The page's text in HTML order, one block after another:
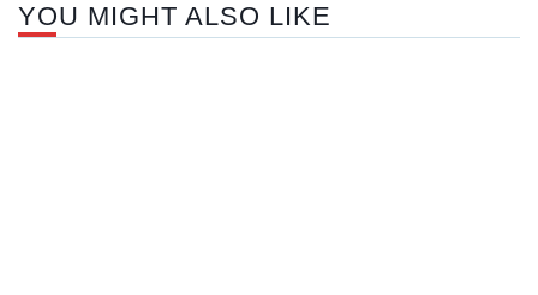
YOU MIGHT ALSO LIKE